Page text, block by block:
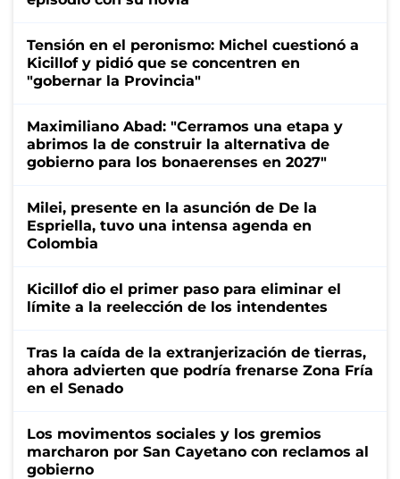
Tensión en el peronismo: Michel cuestionó a
Kicillof y pidió que se concentren en
"gobernar la Provincia"
Maximiliano Abad: "Cerramos una etapa y
abrimos la de construir la alternativa de
gobierno para los bonaerenses en 2027"
Milei, presente en la asunción de De la
Espriella, tuvo una intensa agenda en
Colombia
Kicillof dio el primer paso para eliminar el
límite a la reelección de los intendentes
Tras la caída de la extranjerización de tierras,
ahora advierten que podría frenarse Zona Fría
en el Senado
Los movimentos sociales y los gremios
marcharon por San Cayetano con reclamos al
gobierno